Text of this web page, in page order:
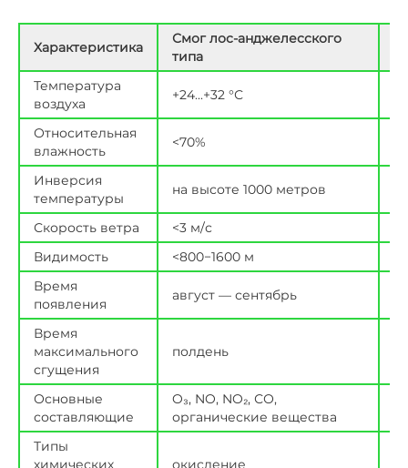
Характеристика
Смог лос-анджелесского
типа
Температура
воздуха
+24...+32 °С
Относительная
влажность
<70%
Инверсия
температуры
на высоте 1000 метров
Скорость ветра
<3 м/с
Видимость
<800−1600 м
Время
появления
август — сентябрь
Время
максимального
сгущения
полдень
Основные
составляющие
O₃, NO, NO₂, СО,
органические вещества
Типы
химических
окисление